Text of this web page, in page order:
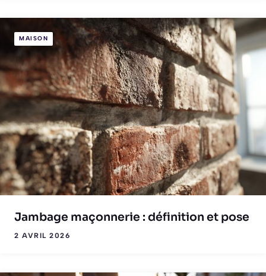
MAISON
Jambage maçonnerie : définition et pose
2 AVRIL 2026